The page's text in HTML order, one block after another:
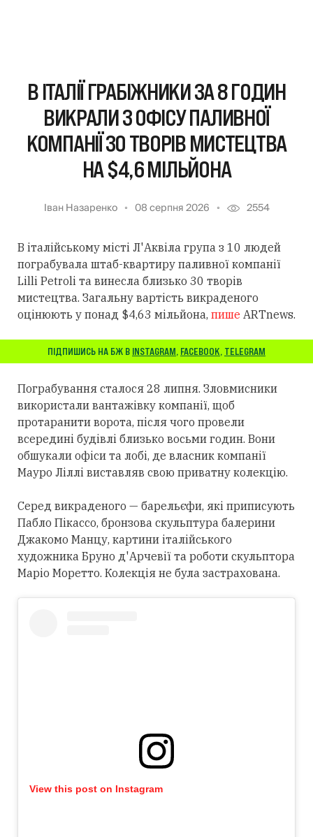
В ІТАЛІЇ ГРАБІЖНИКИ ЗА 8 ГОДИН
ВИКРАЛИ З ОФІСУ ПАЛИВНОЇ
КОМПАНІЇ 30 ТВОРІВ МИСТЕЦТВА
НА $4,6 МІЛЬЙОНА
Іван Назаренко 08 серпня 2026 2554
В італійському місті Л'Аквіла група з 10 людей
пограбувала штаб-квартиру паливної компанії
Lilli Petroli та винесла близько 30 творів
мистецтва. Загальну вартість викраденого
оцінюють у понад $4,63 мільйона, пише ARTnews.
ПІДПИШИСЬ НА БЖ В INSTAGRAM, FACEBOOK, TELEGRAM
Пограбування сталося 28 липня. Зловмисники
використали вантажівку компанії, щоб
протаранити ворота, після чого провели
всередині будівлі близько восьми годин. Вони
обшукали офіси та лобі, де власник компанії
Мауро Ліллі виставляв свою приватну колекцію.
Серед викраденого — барельєфи, які приписують
Пабло Пікассо, бронзова скульптура балерини
Джакомо Манцу, картини італійського
художника Бруно д'Арчевії та роботи скульптора
Маріо Моретто. Колекція не була застрахована.
View this post on Instagram